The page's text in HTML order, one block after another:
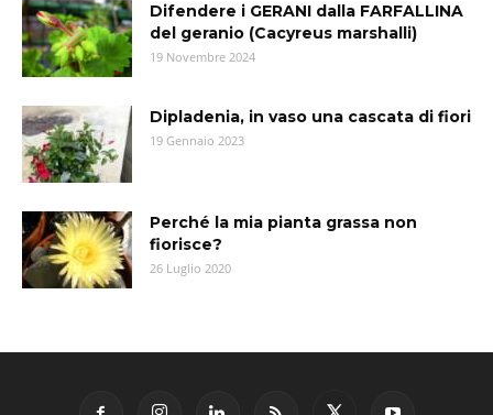
Difendere i GERANI dalla FARFALLINA
del geranio (Cacyreus marshalli)
19 Novembre 2024
Dipladenia, in vaso una cascata di fiori
19 Gennaio 2023
Perché la mia pianta grassa non
fiorisce?
26 Luglio 2020